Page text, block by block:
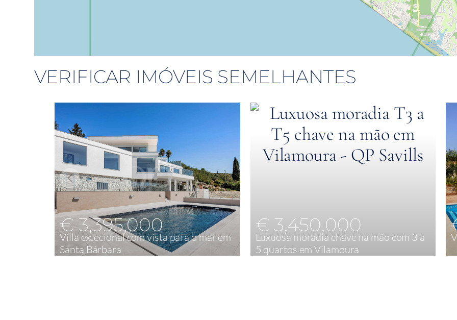
VERIFICAR IMÓVEIS SEMELHANTES
€ 3,395,000
Villa excecional com vista para o mar em
Santa Bárbara
€ 3,450,000
Luxuosa moradia chave na mão com 3 a
5 quartos em Vilamoura